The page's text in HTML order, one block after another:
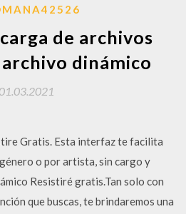
de archivos
dinámico
01.03.2021
Gratis. Esta interfaz te facilita
o por artista, sin cargo y
Resistiré gratis.Tan solo con
que buscas, te brindaremos una